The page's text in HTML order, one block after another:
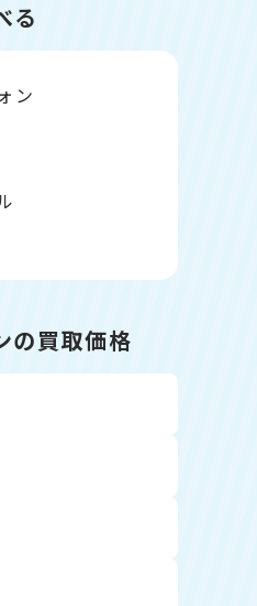
る
ン
の買取価格